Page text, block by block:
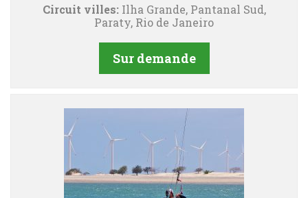
Circuit villes:Ilha Grande, Pantanal Sud,
Paraty, Rio de Janeiro
Sur demande